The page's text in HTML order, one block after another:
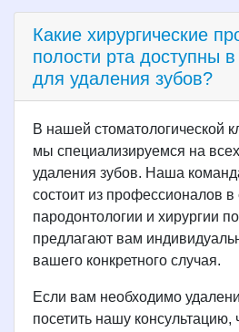
Какие хирургические
полости рта доступны
для удаления зубов?
В нашей стоматологической
мы специализируемся на
удаления зубов. Наша
состоит из профессионалов в
пародонтологии и хирургии
предлагают вам
вашего конкретного случая.
Если вам необходимо
посетить нашу консультацию,